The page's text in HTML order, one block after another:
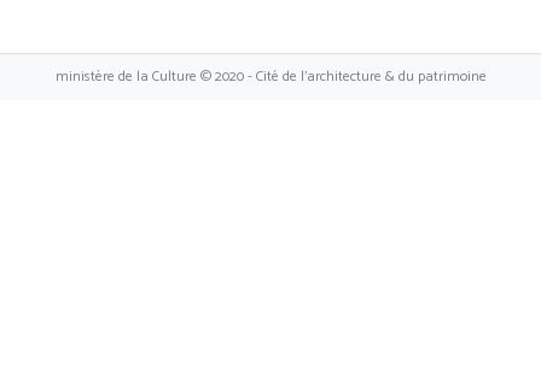
ministère de la Culture © 2020 - Cité de l'architecture & du patrimoine